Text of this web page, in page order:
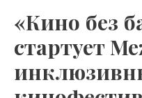
«Кино без
стартует